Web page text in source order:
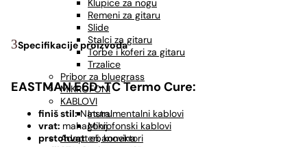
Klupice za nogu
Remeni za gitaru
Slide
Stalci za gitaru
Torbe i koferi za gitaru
Trzalice
Pribor za bluegrass
MIKROFONI
KABLOVI
Instrumentalni kablovi
Mikrofonski kablovi
Adapteri, konektori
Specifikacije proizvoda
EASTMAN E6D-TC Termo Cure:
finiš stil:Natural
vrat: mahagonij
prstohvat: ebanovina